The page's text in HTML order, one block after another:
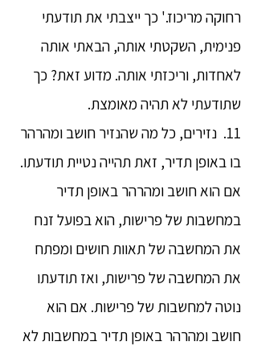
רחוקה מריכוז.' כך ייצבתי את תודעתי
פנימית, השקטתי אותה, הבאתי אותה
לאחדות, וריכזתי אותה. מדוע זאת? כך
שתודעתי לא תהיה מאומצת.
11. נזירים, כל מה שהנזיר חושב ומהרהר
בו באופן תדיר, זאת תהייה נטיית תודעתו.
אם הוא חושב ומהרהר באופן תדיר
במחשבות של פרישות, הוא בפועל זנח
את המחשבה של תאוות חושים ומפתח
את המחשבה של פרישות, ואז תודעתו
נוטה למחשבות של פרישות. אם הוא
חושב ומהרהר באופן תדיר במחשבות לא